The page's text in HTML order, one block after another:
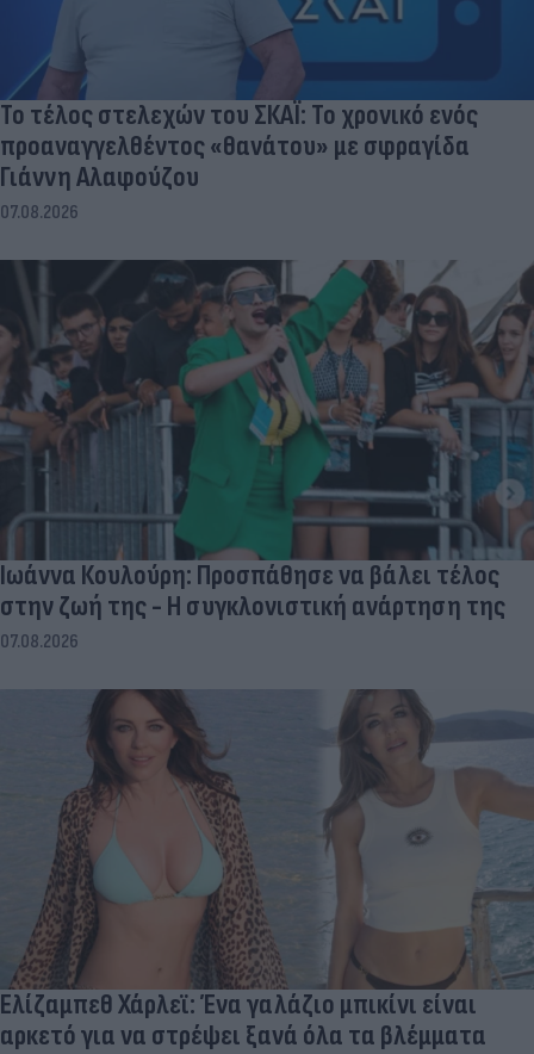
Το τέλος στελεχών του ΣΚΑΪ: Το χρονικό ενός
προαναγγελθέντος «θανάτου» με σφραγίδα
Γιάννη Αλαφούζου
07.08.2026
Ιωάννα Κουλούρη: Προσπάθησε να βάλει τέλος
στην ζωή της - Η συγκλονιστική ανάρτηση της
07.08.2026
Ελίζαμπεθ Χάρλεϊ: Ένα γαλάζιο μπικίνι είναι
αρκετό για να στρέψει ξανά όλα τα βλέμματα